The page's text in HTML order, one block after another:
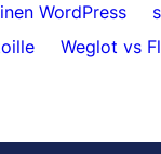
WordPress
Weglot vs